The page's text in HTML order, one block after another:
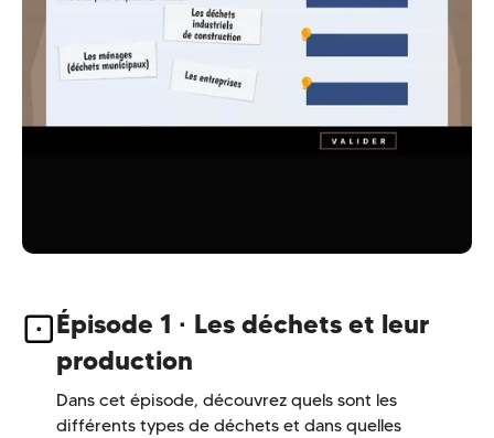
Épisode 1 · Les déchets et leur
production
Dans cet épisode, découvrez quels sont les
différents types de déchets et dans quelles